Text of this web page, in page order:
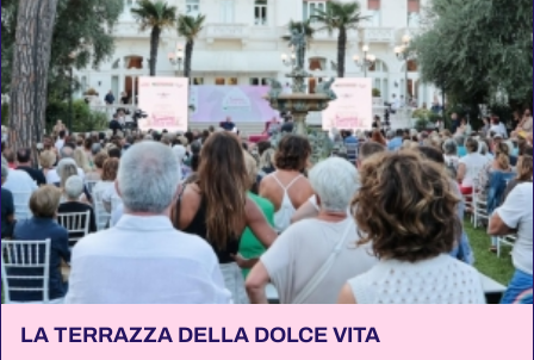
LA TERRAZZA DELLA DOLCE VITA